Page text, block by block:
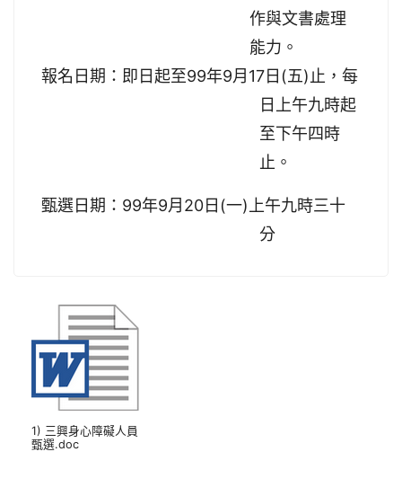
作與文書處理
能力。
報名日期：即日起至99年9月17日(五)止，每
日上午九時起
至下午四時
止。
甄選日期：99年9月20日(一)上午九時三十
分
1) 三興身心障礙人員
甄選.doc